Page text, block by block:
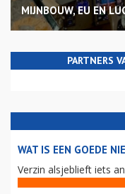
MIJNBOUW, EU EN
PARTNERS
WAT IS EEN GOEDE
Verzin alsjeblieft iets